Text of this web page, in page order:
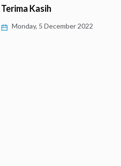
Menikmati Hidup dengan ‘Flow
State’